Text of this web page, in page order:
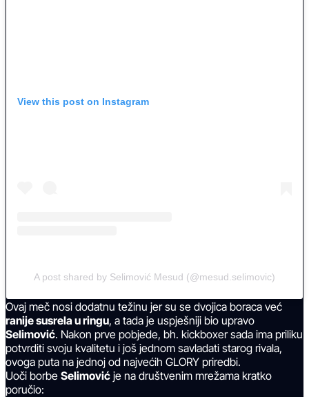
View this post on Instagram
A post shared by Selimović Mesud (@mesud.selimovic)
Ovaj meč nosi dodatnu težinu jer su se dvojica boraca već
ranije susrela u ringu, a tada je uspješniji bio upravo
Selimović. Nakon prve pobjede, bh. kickboxer sada ima priliku
potvrditi svoju kvalitetu i još jednom savladati starog rivala,
ovoga puta na jednoj od najvećih GLORY priredbi.
Uoči borbe Selimović je na društvenim mrežama kratko
poručio: